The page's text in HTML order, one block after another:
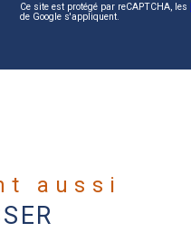
Ce site est protégé par reCAPTCHA, les
de Google s'appliquent.
aussi